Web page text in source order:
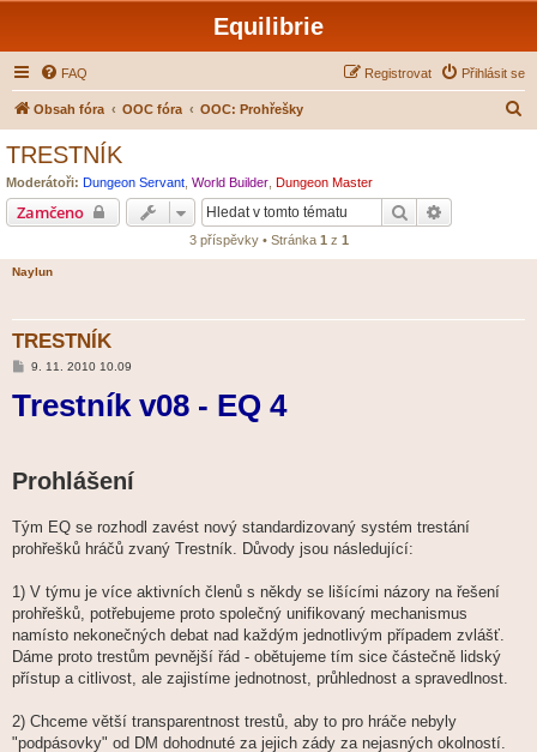
Equilibrie
FAQ Přihlásit se
Registrovat
Obsah fóra OOC fóra OOC: Prohřešky
TRESTNÍK
Moderátoři: Dungeon Servant World Builder Dungeon Master
Zamčeno Hledat
3 příspěvky • Stránka 1 z 1
Naylun
TRESTNÍK
P
í
k
9. 11. 2010 10.09
Trestník v08 - EQ 4
Prohlášení
Tým EQ se rozhodl zavést nový standardizovaný systém trestání
prohřešků hráčů zvaný Trestník. Důvody jsou následující:
1) V týmu je více aktivních členů s někdy se lišícími názory na řešení
prohřešků, potřebujeme proto společný unifikovaný mechanismus
namísto nekonečných debat nad každým jednotlivým případem zvlášť.
Dáme proto trestům pevnější řád - obětujeme tím sice částečně lidský
přístup a citlivost, ale zajistíme jednotnost, průhlednost a spravedlnost.
2) Chceme větší transparentnost trestů, aby to pro hráče nebyly
"podpásovky" od DM dohodnuté za jejich zády za nejasných okolností.